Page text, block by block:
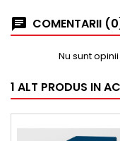
COMENTARII
Nu sunt
1 ALT PRODUS IN